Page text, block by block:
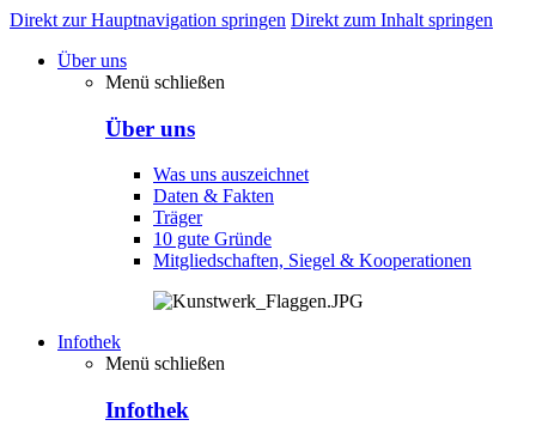
Direkt zur Hauptnavigation springen Direkt zum Inhalt springen
Über uns
Menü schließen
Über uns
Was uns auszeichnet
Daten & Fakten
Träger
10 gute Gründe
Mitgliedschaften, Siegel & Kooperationen
Infothek
Menü schließen
Infothek